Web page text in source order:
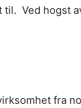
til. Ved hogst
fra